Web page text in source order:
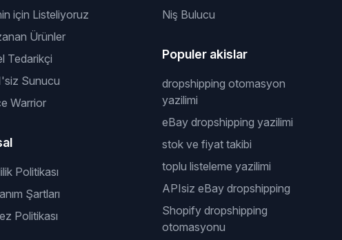
için Listeliyoruz
Ürünler
Tedarikçi
Sunucu
Warrior
Politikası
Şartları
Politikası
Niş Bulucu
Populer akislar
dropshipping otomasyon
yazilimi
eBay dropshipping yazilimi
stok ve fiyat takibi
toplu listeleme yazilimi
APIsiz eBay dropshipping
Shopify dropshipping
otomasyonu